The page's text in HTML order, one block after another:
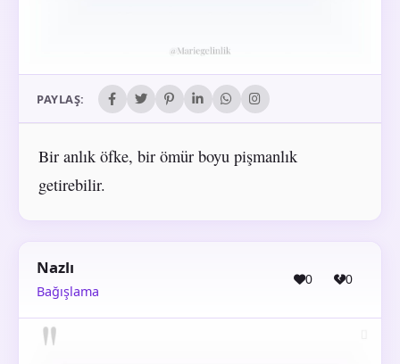
PAYLAŞ:
Bir anlık öfke, bir ömür boyu pişmanlık
getirebilir.
Nazlı
Bağışlama
0 0